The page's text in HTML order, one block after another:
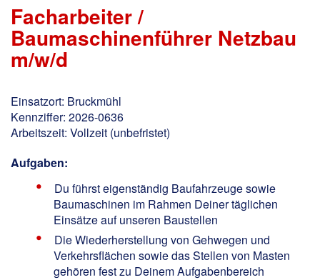
Facharbeiter /
Baumaschinenführer Netzbau
m/w/d
Einsatzort: Bruckmühl
Kennziffer: 2026-0636
Arbeitszeit: Vollzeit (unbefristet)
Aufgaben:
Du führst eigenständig Baufahrzeuge sowie
Baumaschinen im Rahmen Deiner täglichen
Einsätze auf unseren Baustellen
Die Wiederherstellung von Gehwegen und
Verkehrsflächen sowie das Stellen von Masten
gehören fest zu Deinem Aufgabenbereich